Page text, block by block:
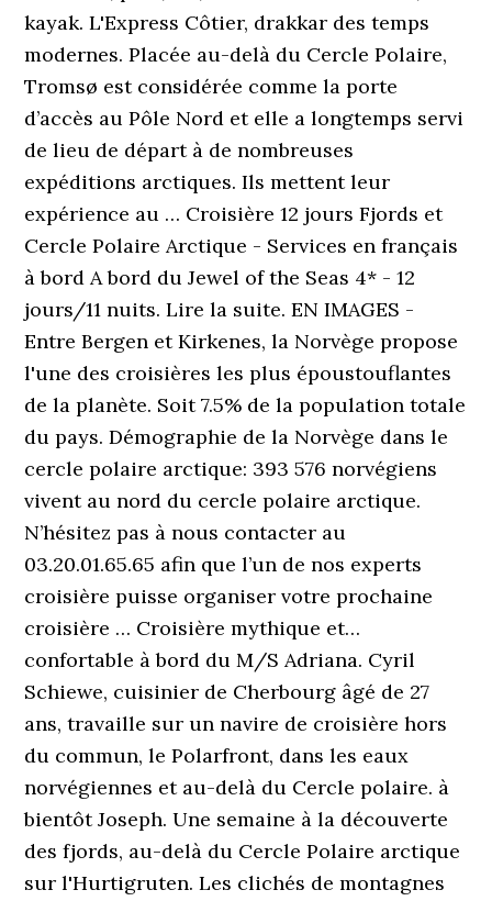
kayak. L'Express Côtier, drakkar des temps
modernes. Placée au-delà du Cercle Polaire,
Tromsø est considérée comme la porte
d’accès au Pôle Nord et elle a longtemps servi
de lieu de départ à de nombreuses
expéditions arctiques. Ils mettent leur
expérience au … Croisière 12 jours Fjords et
Cercle Polaire Arctique - Services en français
à bord A bord du Jewel of the Seas 4* - 12
jours/11 nuits. Lire la suite. EN IMAGES -
Entre Bergen et Kirkenes, la Norvège propose
l'une des croisières les plus époustouflantes
de la planète. Soit 7.5% de la population totale
du pays. Démographie de la Norvège dans le
cercle polaire arctique: 393 576 norvégiens
vivent au nord du cercle polaire arctique.
N’hésitez pas à nous contacter au
03.20.01.65.65 afin que l’un de nos experts
croisière puisse organiser votre prochaine
croisière … Croisière mythique et…
confortable à bord du M/S Adriana. Cyril
Schiewe, cuisinier de Cherbourg âgé de 27
ans, travaille sur un navire de croisière hors
du commun, le Polarfront, dans les eaux
norvégiennes et au-delà du Cercle polaire. à
bientôt Joseph. Une semaine à la découverte
des fjords, au-delà du Cercle Polaire arctique
sur l'Hurtigruten. Les clichés de montagnes